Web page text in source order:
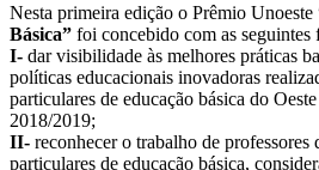
Nesta primeira edição o Prêmio Unoeste
Básica” foi concebido com as seguintes
I- dar visibilidade às melhores práticas
políticas educacionais inovadoras
particulares de educação básica do
2018/2019;
II- reconhecer o trabalho de professores
particulares de educação básica,